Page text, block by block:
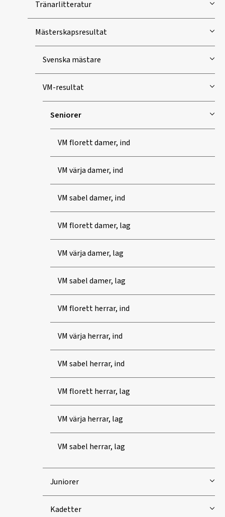
Tränarlitteratur
Mästerskapsresultat
Svenska mästare
VM-resultat
Seniorer
VM florett damer, ind
VM värja damer, ind
VM sabel damer, ind
VM florett damer, lag
VM värja damer, lag
VM sabel damer, lag
VM florett herrar, ind
VM värja herrar, ind
VM sabel herrar, ind
VM florett herrar, lag
VM värja herrar, lag
VM sabel herrar, lag
Juniorer
Kadetter